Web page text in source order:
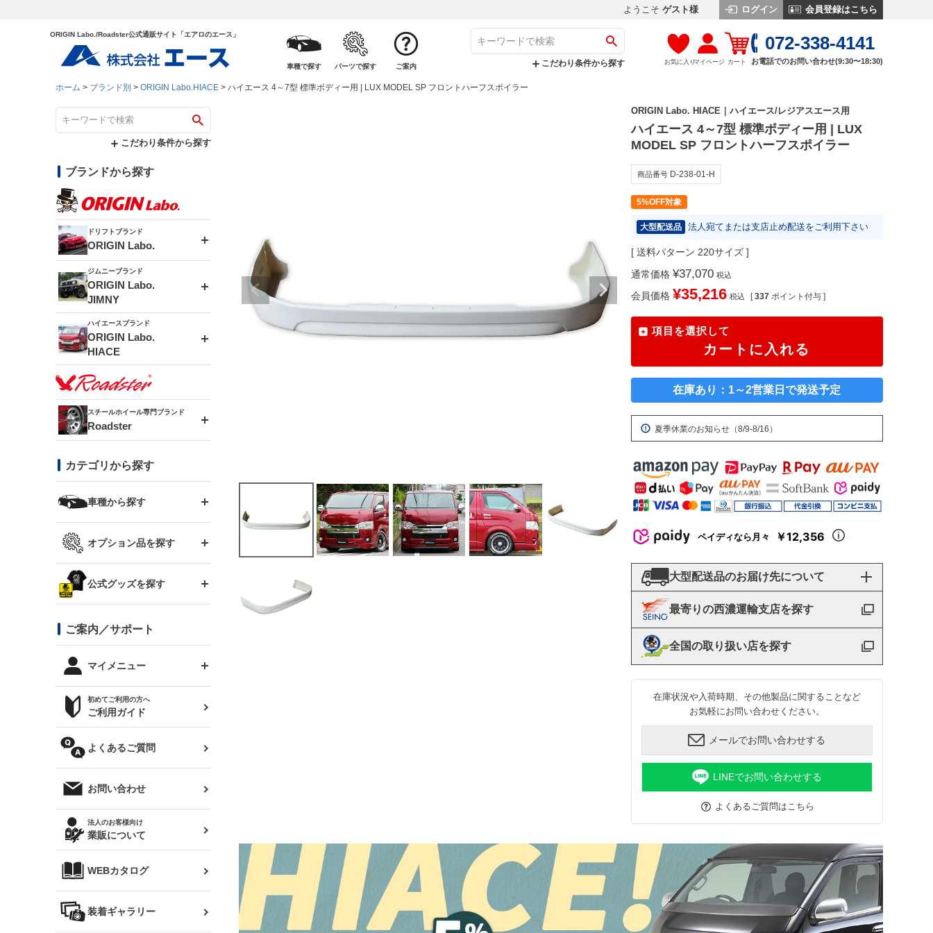
ようこそ ゲスト様 ログイン 会員登録はこちら
ORIGIN Labo./Roadster公式通販サイト「エアロのエース」
車種で探す パーツで探す ご案内 こだわり条件から探す お気に入りマイページ カート
072-338-4141
お電話でのお問い合わせ(9:30〜18:30)
ホーム ブランド別 ORIGIN Labo.HIACE ハイエース 4～7型 標準ボディー用 | LUX MODEL SP フロントハーフスポイラー
こだわり条件から探す
ブランドから探す
ドリフトブランド
ORIGIN Labo.
エアロシリーズ
ドリフトライン
風神(180SX)
雷神(S15)
龍神(チェイサー)
レーシングライン
アタックライン
ストリームライン
スタイリッシュライン
フロントフェンダー
リアフェンダー
ブラッシュフェンダー
コンバットアイ
GTウイング
リアウイング
ルーフウイング
ボンネット
カナード
外装・補修パーツ
オリジンアーム(足回り)
レンズ
マフラー
ジムニーブランド
ORIGIN Labo.
JIMNY
アルミホイール
MUD-ZEUS
アルミホイール
MUD-SR7
MUD-S7
ボンネット
フェンダー
サイドパーツ
リアウイング
リアゲート
メンテナンスパーツ
ハイエースブランド
ORIGIN Labo.
HIACE
エアロシリーズ
LUX MODEL SP
LUX MODEL
RUGGER MODEL
GROUND MODEL
PHANTOM LIP
DTM:exclusive
オーバーフェンダー
リアウイング
スムージングバンパー
ワイパーガード
内装パーツ
スチールホイール専門ブランド
Roadster
DAYTONA-RS
DAYTONA-RS NEO
まつど家 鉄漢
まつど家 鉄心
まつど家 鉄八
カテゴリから探す
車種から探す
トヨタ
JZX110 マークⅡ
ハイエース
レビン
トレノ
マークX
クラウン
クラウンマジェスタ
アリスト
シルビア S13
シルビア S14 前期
シルビア S15
180SX
ワンビア
Z32 フェアレディZ
スズキ
RX-7
スバル
BRZ
レクサス
三菱
デリカ D:5
軽自動車
汎用
オプション品を探す
GTウイング用ラダー
コンバットアイ用ライト
オプションタイヤ
サマータイヤ
ジムニー用タイヤ
ハイエース・バン用タイ
ホイールナット
公式グッズを探す
ステッカー
トップス(半袖)
トップス(長袖)
パーカー
オーバーオール(つなぎ)
タオル
帽子
バッグ
ご案内／サポート
マイメニュー
ログインする
お気に入りリスト
クーポンを見る
閲覧履歴
ニュースレターお申し込み
初めてご利用の方へ
ご利用ガイド
よくあるご質問
お問い合わせ
法人のお客様向け
業販について
WEBカタログ
装着ギャラリー
ORIGIN Labo. HIACE｜ハイエース/レジアスエース用
ハイエース 4～7型 標準ボディー用 | LUX
MODEL SP フロントハーフスポイラー
商品番号 D-238-01-H
5%OFF対象
大型配送品 法人宛てまたは支店止め配送をご利用下さい
送料パターン 220サイズ
通常価格 ¥37,070 税込
会員価格 ¥35,216 税込 [ 337 ポイント付与 ]
項目を選択して
カートに入れる
在庫あり：1～2営業日で発送予定
夏季休業のお知らせ（8/9-8/16）
ペイディなら月々 ￥12,356
大型配送品のお届け先について
最寄りの西濃運輸支店を探す
全国の取り扱い店を探す
在庫状況や入荷時期、その他製品に関することなど
お気軽にお問い合わせください。
メールでお問い合わせする
LINEでお問い合わせする
よくあるご質問はこちら